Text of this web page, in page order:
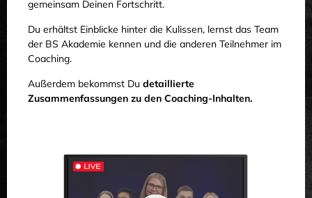
gemeinsam Deinen Fortschritt.
Du erhältst Einblicke hinter die Kulissen, lernst das Team
der BS Akademie kennen und die anderen Teilnehmer im
Coaching.
Außerdem bekommst Du detaillierte
Zusammenfassungen zu den Coaching-Inhalten.